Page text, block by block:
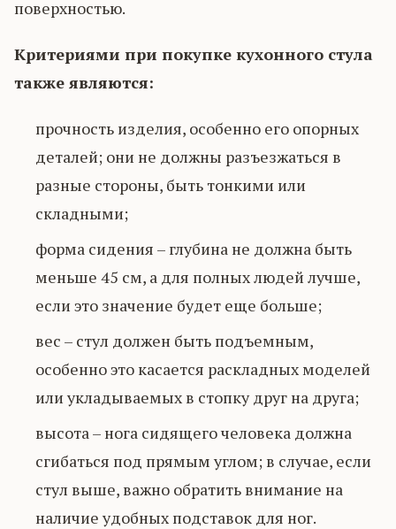
поверхностью.
Критериями при покупке кухонного стула
также являются:
прочность изделия, особенно его опорных
деталей; они не должны разъезжаться в
разные стороны, быть тонкими или
складными;
форма сидения – глубина не должна быть
меньше 45 см, а для полных людей лучше,
если это значение будет еще больше;
вес – стул должен быть подъемным,
особенно это касается раскладных моделей
или укладываемых в стопку друг на друга;
высота – нога сидящего человека должна
сгибаться под прямым углом; в случае, если
стул выше, важно обратить внимание на
наличие удобных подставок для ног.